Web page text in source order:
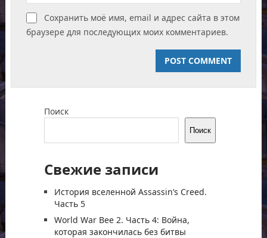
Сохранить моё имя, email и адрес сайта в этом
браузере для последующих моих комментариев.
Поиск
Поиск
Свежие записи
История вселенной Assassin’s Creed.
Часть 5
World War Bee 2. Часть 4: Война,
которая закончилась без битвы